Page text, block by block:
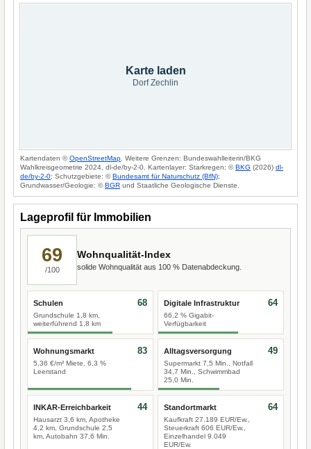
Karte laden
Dorf Zechlin
Kartendaten ©OpenStreetMap . Weitere Grenzen: Bundeswahlleiterin/BKG
Wahlkreisgeometrie 2024, dl-de/by-2-0. Kartenlayer: Starkregen: ©BKG (2026) dl-
de/by-2-0; Schutzgebiete: ©Bundesamt für Naturschutz (BfN);
Grundwasser/Geologie: ©BGR und Staatliche Geologische Dienste.
Lageprofil für Immobilien
69
/100
Wohnqualität-Index
solide Wohnqualität aus 100 % Datenabdeckung.
Schulen
Grundschule 1,8 km,
weiterführend 1,8 km
68 Digitale Infrastruktur
66,2 % Gigabit-
Verfügbarkeit
64
Wohnungsmarkt
5,36 €/m² Miete, 6,3 %
Leerstand
83 Alltagsversorgung
Supermarkt 7,5 Min., Notfall
34,7 Min., Schwimmbad
25,0 Min.
49
INKAR-Erreichbarkeit
Hausarzt 3,6 km, Apotheke
4,2 km, Grundschule 2,5
km, Autobahn 37,6 Min.
44 Standortmarkt
Kaufkraft 27.189 EUR/Ew.,
Steuerkraft 606 EUR/Ew.,
Einzelhandel 9.049
EUR/Ew.
64